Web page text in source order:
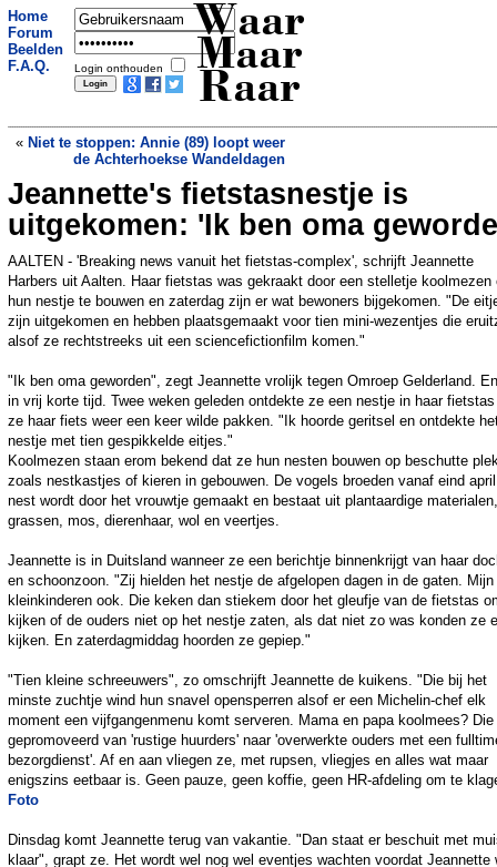
Home
Forum
Beelden
F.A.Q.
Login onthouden
Waar
Maar
Raar
« Niet te stoppen: Annie (89) loopt weer
de Achterhoekse Wandeldagen
De rijkste kat ter wereld blijkt helemaal
niet zo rijk»
Jeannette's fietstasnestje is
uitgekomen: 'Ik ben oma
AALTEN - 'Breaking news vanuit het fietstas-complex', schrijft Jeannette
Harbers uit Aalten. Haar fietstas was gekraakt door een stelletje koolmezen
hun nestje te bouwen en zaterdag zijn er wat bewoners bijgekomen. "De
zijn uitgekomen en hebben plaatsgemaakt voor tien mini-wezentjes die
alsof ze rechtstreeks uit een sciencefictionfilm komen."
"Ik ben oma geworden", zegt Jeannette vrolijk tegen Omroep Gelderland.
in vrij korte tijd. Twee weken geleden ontdekte ze een nestje in haar
ze haar fiets weer een keer wilde pakken. "Ik hoorde geritsel en ontdekte
nestje met tien gespikkelde eitjes."
Koolmezen staan erom bekend dat ze hun nesten bouwen op beschutte
zoals nestkastjes of kieren in gebouwen. De vogels broeden vanaf eind
nest wordt door het vrouwtje gemaakt en bestaat uit plantaardige materialen,
grassen, mos, dierenhaar, wol en veertjes.
Jeannette is in Duitsland wanneer ze een berichtje binnenkrijgt van haar
en schoonzoon. "Zij hielden het nestje de afgelopen dagen in de gaten. Mijn
kleinkinderen ook. Die keken dan stiekem door het gleufje van de fietstas
kijken of de ouders niet op het nestje zaten, als dat niet zo was konden ze
kijken. En zaterdagmiddag hoorden ze gepiep."
"Tien kleine schreeuwers", zo omschrijft Jeannette de kuikens. "Die bij het
minste zuchtje wind hun snavel opensperren alsof er een Michelin-chef elk
moment een vijfgangenmenu komt serveren. Mama en papa koolmees?
gepromoveerd van 'rustige huurders' naar 'overwerkte ouders met een
bezorgdienst'. Af en aan vliegen ze, met rupsen, vliegjes en alles wat maar
enigszins eetbaar is. Geen pauze, geen koffie, geen HR-afdeling om te
Foto
Dinsdag komt Jeannette terug van vakantie. "Dan staat er beschuit met
klaar", grapt ze. Het wordt wel nog wel eventjes wachten voordat Jeannette